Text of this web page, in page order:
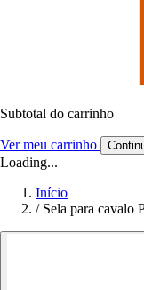
Subtotal do carrinho
Ver meu carrinho
Loading...
Início
/ Sela para cavalo